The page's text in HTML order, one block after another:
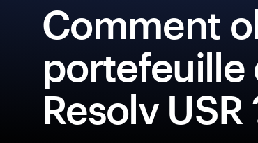
Comment
portefeuille
Resolv USR